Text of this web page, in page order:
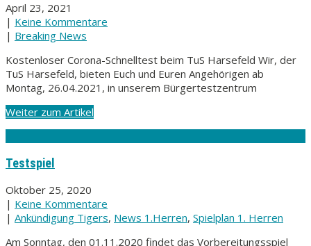
April 23, 2021
| Keine Kommentare
| Breaking News
Kostenloser Corona-Schnelltest beim TuS Harsefeld Wir, der
TuS Harsefeld, bieten Euch und Euren Angehörigen ab
Montag, 26.04.2021, in unserem Bürgertestzentrum
Weiter zum Artikel
Testspiel
Oktober 25, 2020
| Keine Kommentare
| Ankündigung Tigers, News 1.Herren, Spielplan 1. Herren
Am Sonntag, den 01.11.2020 findet das Vorbereitungsspiel